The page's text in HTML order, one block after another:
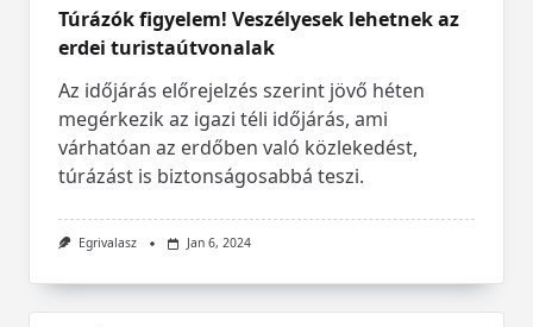
Túrázók figyelem! Veszélyesek lehetnek az
erdei turistaútvonalak
Az időjárás előrejelzés szerint jövő héten
megérkezik az igazi téli időjárás, ami
várhatóan az erdőben való közlekedést,
túrázást is biztonságosabbá teszi.
Egrivalasz Jan 6, 2024